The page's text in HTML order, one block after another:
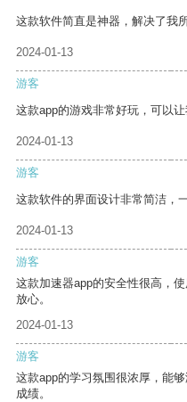
这款软件简直是神器，解决了我
2024-01-13
游客
这款app的游戏非常好玩，可以让
2024-01-13
游客
这款软件的界面设计非常简洁，
2024-01-13
游客
这款加速器app的安全性很高，
放心。
2024-01-13
游客
这款app的学习氛围很浓厚，能
成绩。